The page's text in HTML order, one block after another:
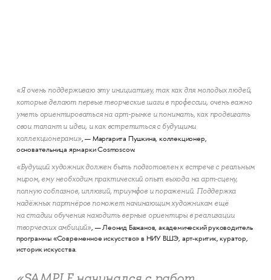
«Я очень поддерживаю эту инициативу, так как для молодых людей,
которые делают первые творческие шаги в профессии, очень важно
уметь ориентироваться на арт-рынке и понимать, как продвигать
свои талант и идеи, и как встретиться с будущими
коллекционерами», — Маргарита Пушкина, коллекционер,
основательница ярмарки Cosmoscow.
«Будущий художник должен быть подготовлен к встрече с реальным
миром, ему необходим практический опыт выхода на арт-сцену,
полную соблазнов, иллюзий, триумфов и поражений. Поддержка
надёжных партнёров поможет начинающим художникам ещё
на стадии обучения находить верные ориентиры в реализации
творческих амбиций», — Леонид Бажанов, академический руководитель
программы «Современное искусство» в НИУ ВШЭ, арт-критик, куратор,
историк искусства.